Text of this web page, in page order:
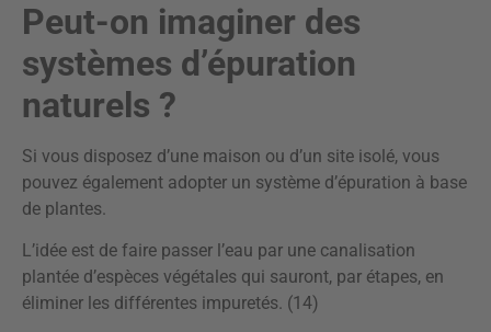
Peut-on imaginer des
systèmes d’épuration
naturels ?
Si vous disposez d’une maison ou d’un site isolé, vous
pouvez également adopter un système d’épuration à base
de plantes.
L’idée est de faire passer l’eau par une canalisation
plantée d’espèces végétales qui sauront, par étapes, en
éliminer les différentes impuretés. (14)